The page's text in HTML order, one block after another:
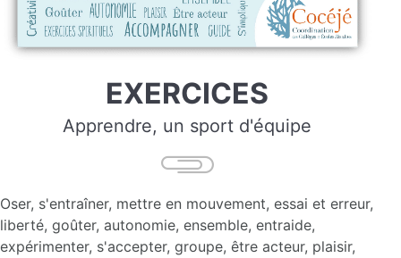
EXERCICES
Apprendre, un sport d'équipe
Oser, s'entraîner, mettre en mouvement, essai et erreur,
liberté, goûter, autonomie, ensemble, entraide,
expérimenter, s'accepter, groupe, être acteur, plaisir,